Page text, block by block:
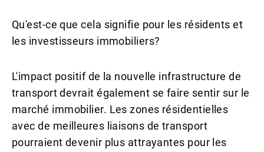
Qu'est-ce que cela signifie pour les résidents et
les investisseurs immobiliers?
L'impact positif de la nouvelle infrastructure de
transport devrait également se faire sentir sur le
marché immobilier. Les zones résidentielles
avec de meilleures liaisons de transport
pourraient devenir plus attrayantes pour les